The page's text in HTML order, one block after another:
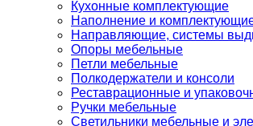
Кухонные комплектующие
Наполнение и
Направляющие, системы
Опоры мебельные
Петли мебельные
Полкодержатели и консоли
Реставрационные и
Ручки мебельные
Светильники мебельные и